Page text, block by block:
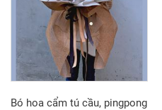
Bó hoa cẩm tú cầu, pingpong